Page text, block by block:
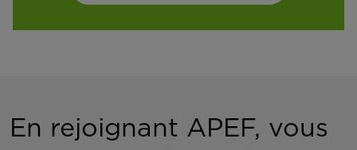
En rejoignant APEF, vous